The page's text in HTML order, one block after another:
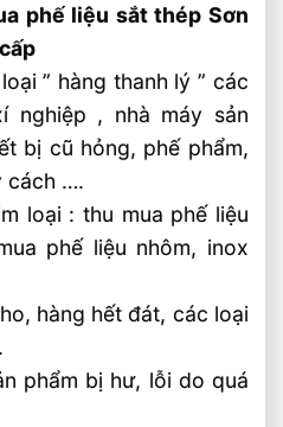
phế liệu sắt thép Sơn
” hàng thanh lý ” các
nghiệp , nhà máy sản
bị cũ hỏng, phế phẩm,
cách ….
loại : thu mua phế liệu
phế liệu nhôm, inox
hàng hết đát, các loại
phẩm bị hư, lỗi do quá